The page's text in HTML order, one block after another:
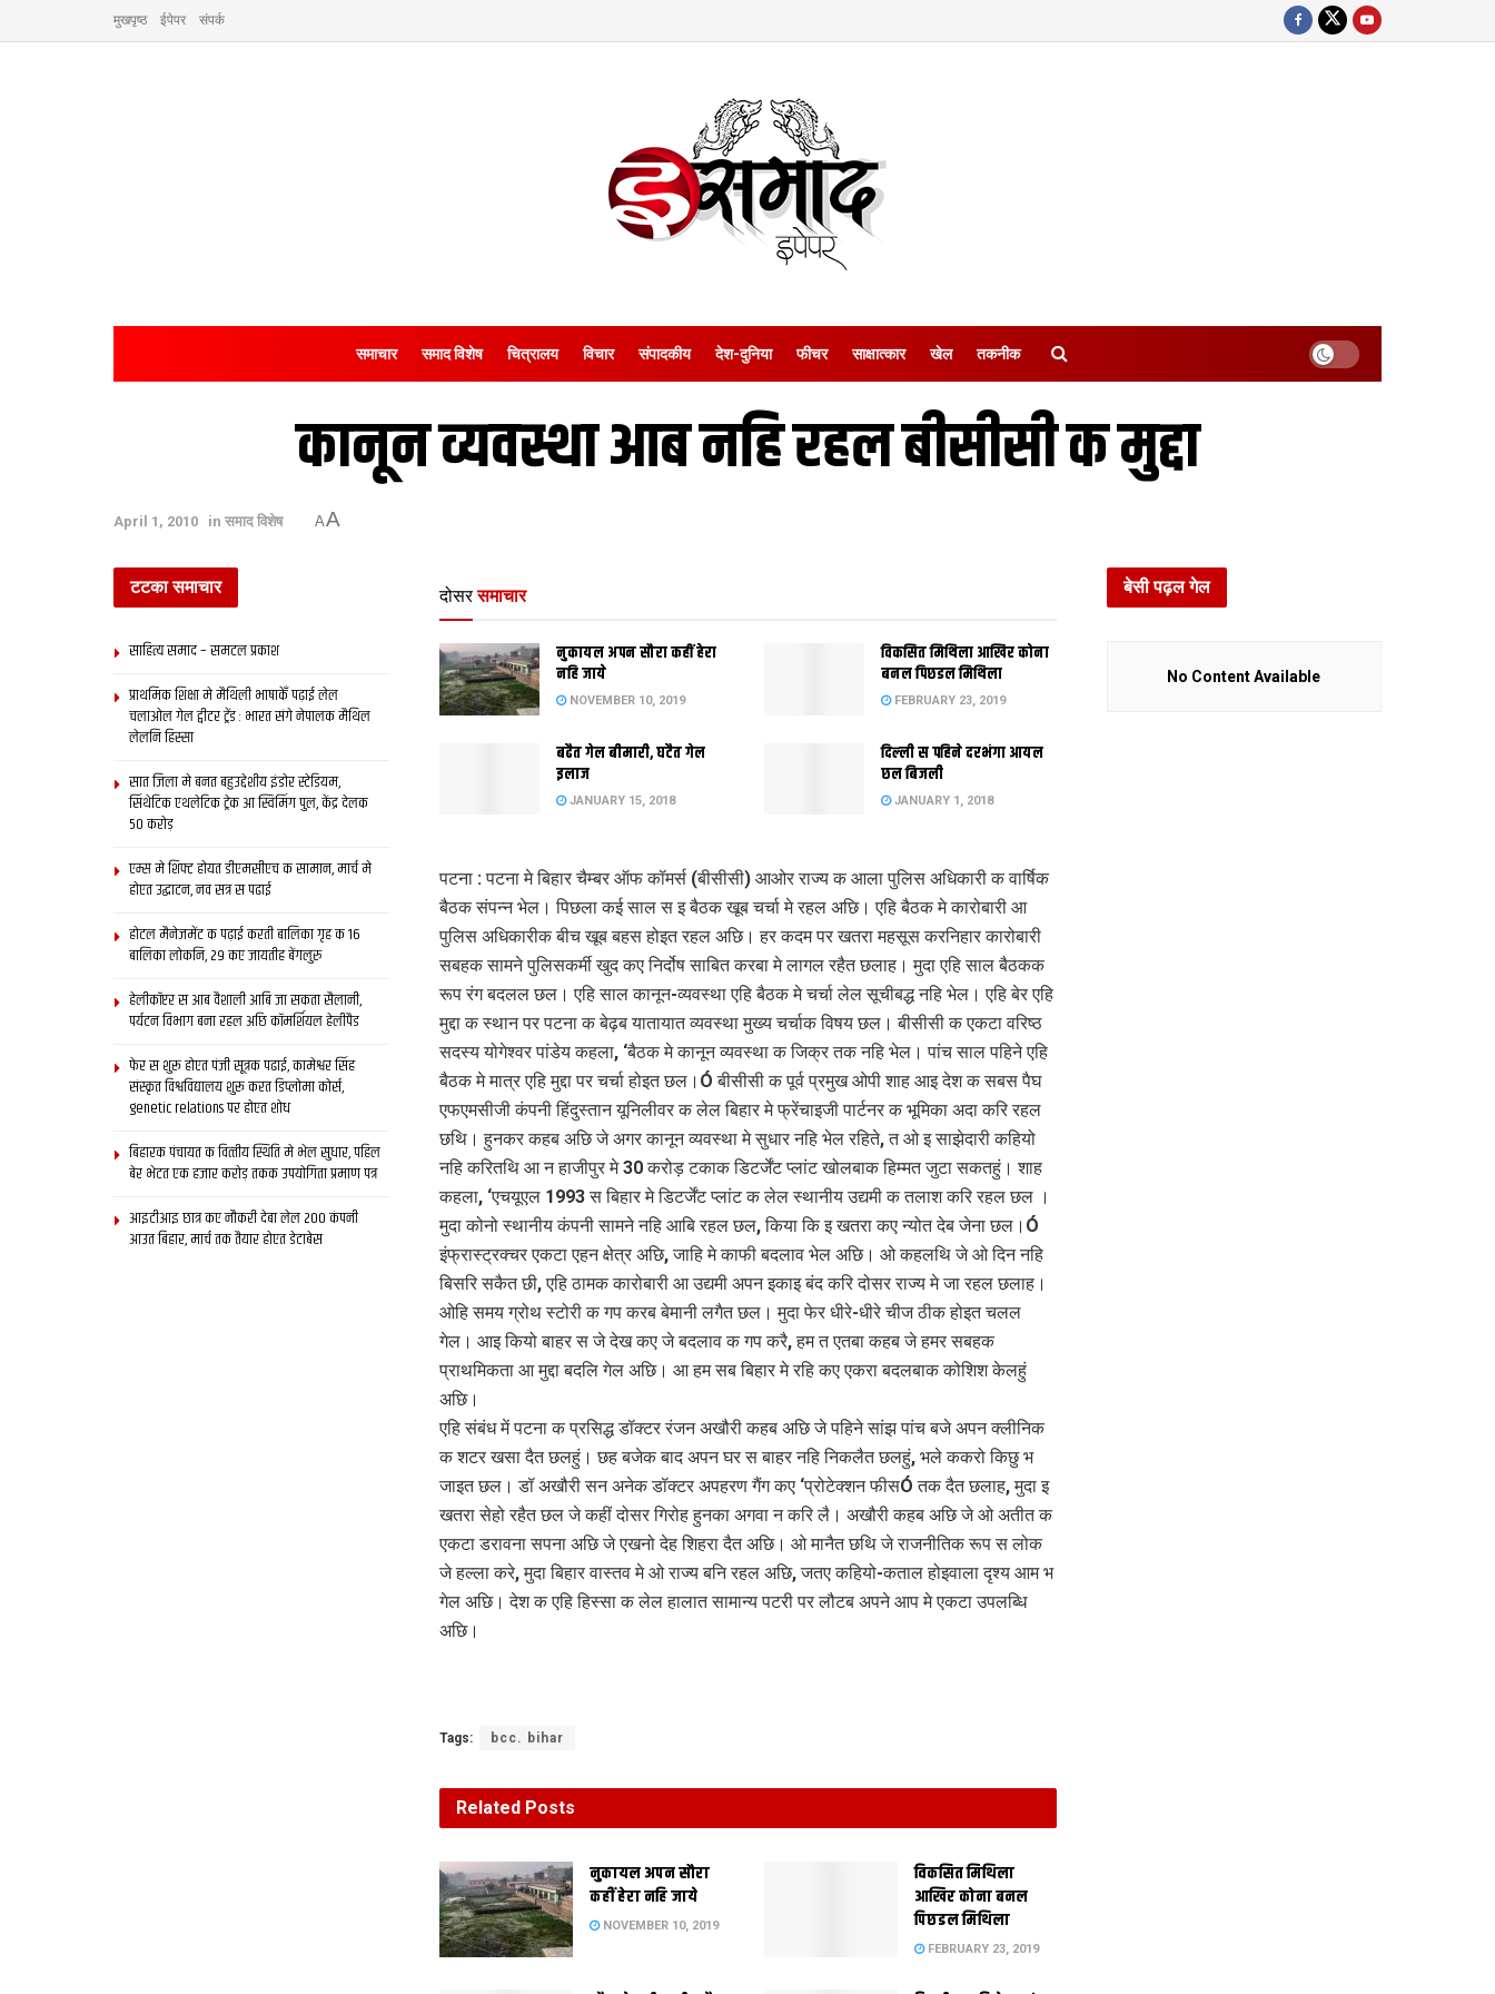
मुखपृष्ठ ईपेपर संपर्क
समाचार समाद विशेष चित्रालय विचार संपादकीय देश-दुनिया फीचर साक्षात्‍कार खेल तकनीक
कानून व्यवस्था आब नहि रहल बीसीसी क मुद्दा
April 1, 2010 in समाद विशेष AA
दोसर समाचार
नुकायल अपन सौरा कहीं हेरा
नहि जाये
NOVEMBER 10, 2019
विकसित मिथिला आखिर कोना
बनल पिछडल मिथिला
FEBRUARY 23, 2019
बढैत गेल बीमारी, घटैत गेल
इलाज
JANUARY 15, 2018
दिल्‍ली स पहिने दरभंगा आयल
छल बिजली
JANUARY 1, 2018
पटना : पटना मे बिहार चैम्बर ऑफ कॉमर्स (बीसीसी) आओर राज्य क आला पुलिस अधिकारी क वार्षिक
बैठक संपन्न भेल। पिछला कई साल स इ बैठक खूब चर्चा मे रहल अछि। एहि बैठक मे कारोबारी आ
पुलिस अधिकारीक बीच खूब बहस होइत रहल अछि। हर कदम पर खतरा महसूस करनिहार कारोबारी
सबहक सामने पुलिसकर्मी खुद कए निर्दोष साबित करबा मे लागल रहैत छलाह। मुदा एहि साल बैठकक
रूप रंग बदलल छल। एहि साल कानून-व्यवस्था एहि बैठक मे चर्चा लेल सूचीबद्ध नहि भेल। एहि बेर एहि
मुद्दा क स्थान पर पटना क बेढ़ब यातायात व्यवस्था मुख्य चर्चाक विषय छल। बीसीसी क एकटा वरिष्ठ
सदस्य योगेश्वर पांडेय कहला, ‘बैठक मे कानून व्यवस्था क जिक्र तक नहि भेल। पांच साल पहिने एहि
बैठक मे मात्र एहि मुद्दा पर चर्चा होइत छल।Ó बीसीसी क पूर्व प्रमुख ओपी शाह आइ देश क सबस पैघ
एफएमसीजी कंपनी हिंदुस्तान यूनिलीवर क लेल बिहार मे फ्रेंचाइजी पार्टनर क भूमिका अदा करि रहल
छथि। हुनकर कहब अछि जे अगर कानून व्यवस्था मे सुधार नहि भेल रहिते, त ओ इ साझेदारी कहियो
नहि करितथि आ न हाजीपुर मे 30 करोड़ टकाक डिटर्जेंट प्लांट खोलबाक हिम्मत जुटा सकतहुं। शाह
कहला, ‘एचयूएल 1993 स बिहार मे डिटर्जेंट प्लांट क लेल स्थानीय उद्यमी क तलाश करि रहल छल ।
मुदा कोनो स्थानीय कंपनी सामने नहि आबि रहल छल, किया कि इ खतरा कए न्योत देब जेना छल।Ó
इंफ्रास्ट्रक्चर एकटा एहन क्षेत्र अछि, जाहि मे काफी बदलाव भेल अछि। ओ कहलथि जे ओ दिन नहि
बिसरि सकैत छी, एहि ठामक कारोबारी आ उद्यमी अपन इकाइ बंद करि दोसर राज्य मे जा रहल छलाह।
ओहि समय ग्रोथ स्टोरी क गप करब बेमानी लगैत छल। मुदा फेर धीरे-धीरे चीज ठीक होइत चलल
गेल। आइ कियो बाहर स जे देख कए जे बदलाव क गप करै, हम त एतबा कहब जे हमर सबहक
प्राथमिकता आ मुद्दा बदलि गेल अछि। आ हम सब बिहार मे रहि कए एकरा बदलबाक कोशिश केलहुं
अछि।
एहि संबंध में पटना क प्रसिद्ध डॉक्टर रंजन अखौरी कहब अछि जे पहिने सांझ पांच बजे अपन क्लीनिक
क शटर खसा दैत छलहुं। छह बजेक बाद अपन घर स बाहर नहि निकलैत छलहुं, भले ककरो किछु भ
जाइत छल। डॉ अखौरी सन अनेक डॉक्टर अपहरण गैंग कए ‘प्रोटेक्शन फीसÓ तक दैत छलाह, मुदा इ
खतरा सेहो रहैत छल जे कहीं दोसर गिरोह हुनका अगवा न करि लै। अखौरी कहब अछि जे ओ अतीत क
एकटा डरावना सपना अछि जे एखनो देह शिहरा दैत अछि। ओ मानैत छथि जे राजनीतिक रूप स लोक
जे हल्ला करे, मुदा बिहार वास्तव मे ओ राज्य बनि रहल अछि, जतए कहियो-कताल होइवाला दृश्य आम भ
गेल अछि। देश क एहि हिस्सा क लेल हालात सामान्य पटरी पर लौटब अपने आप मे एकटा उपलब्धि
अछि।
Tags: bcc. bihar
Related Posts
नुकायल अपन सौरा
कहीं हेरा नहि जाये
NOVEMBER 10, 2019
विकसित मिथिला
आखिर कोना बनल
पिछडल मिथिला
FEBRUARY 23, 2019
टटका समाचार
साहित्य समाद – समटल प्रकाश
प्राथमिक शि‍क्षा मे मैथि‍ली भाषाकेँ पढ़ाई लेल
चलाओल गेल ट्वीटर ट्रेंड : भारत संगे नेपालक मैथिल
लेलनि हिस्सा
सात जिला मे बनत बहुउद्देशीय इंडोर स्‍टेडि‍यम,
सिंथेटिक एथलेटिक ट्रेक आ स्विमिंग पुल, केंद्र देलक
50 करोड़
एम्स मे शिफ्ट होयत डीएमसीएच क सामान, मार्च मे
होएत उद्घाटन, नव सत्र स पढाई
होटल मैनेजमेंट क पढ़ाई करती बालिका गृह क 16
बालिका लोकनि, 29 कए जायतीह बेंगलुरु
हेलीकॉप्टर स आब वैशाली आबि जा सकता सैलानी,
पर्यटन विभाग बना रहल अछि कॉमर्शियल हेलीपैड
फेर स शुरू होएत पंजी सूत्रक पढाई, कामेश्वर सिंह
संस्कृत विश्वविद्यालय शुरू करत डिप्लोमा कोर्स,
genetic relations पर होएत शोध
बिहारक पंचायत क वित्‍तीय स्थिति मे भेल सुधार, पहिल
बेर भेटत एक हजार करोड़ तकक उपयोगिता प्रमाण पत्र
आइटीआइ छात्र कए नौकरी देबा लेल 200 कंपनी
आउत बिहार, मार्च तक तैयार होएत डेटाबेस
बेसी पढ़ल गेल
No Content Available